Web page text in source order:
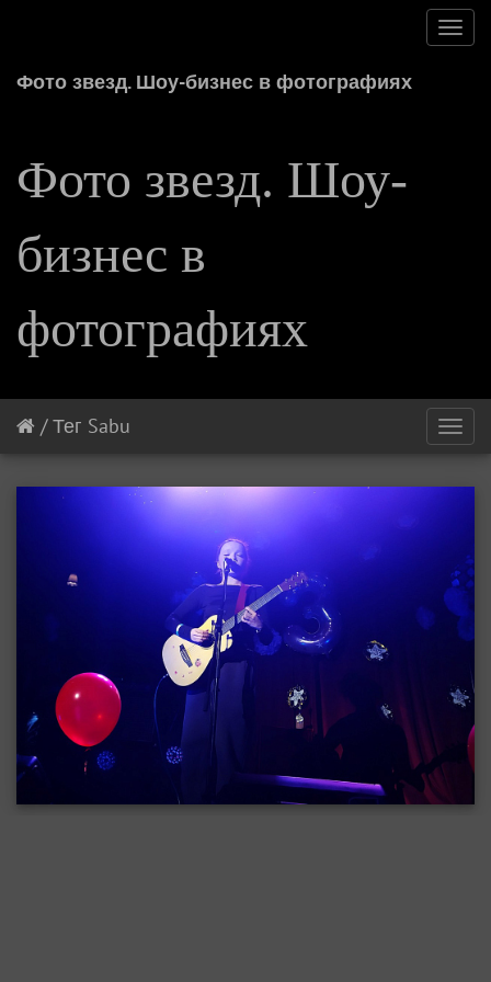
Фото звезд. Шоу-бизнес в фотографиях
Фото звезд. Шоу-
бизнес в
фотографиях
/Тег Sabu